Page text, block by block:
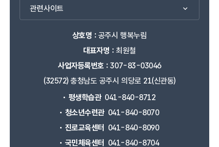
관련사이트
상호명 :공주시 행복누림
대표자명 :최원철
사업자등록번호 :307-83-03046
(32572) 충청남도 공주시 의당로 21(신관동)
평생학습관 041-840-8712
청소년수련관 041-840-8070
진로교육센터
041-840-8090
국민체육센터
041-840-8704